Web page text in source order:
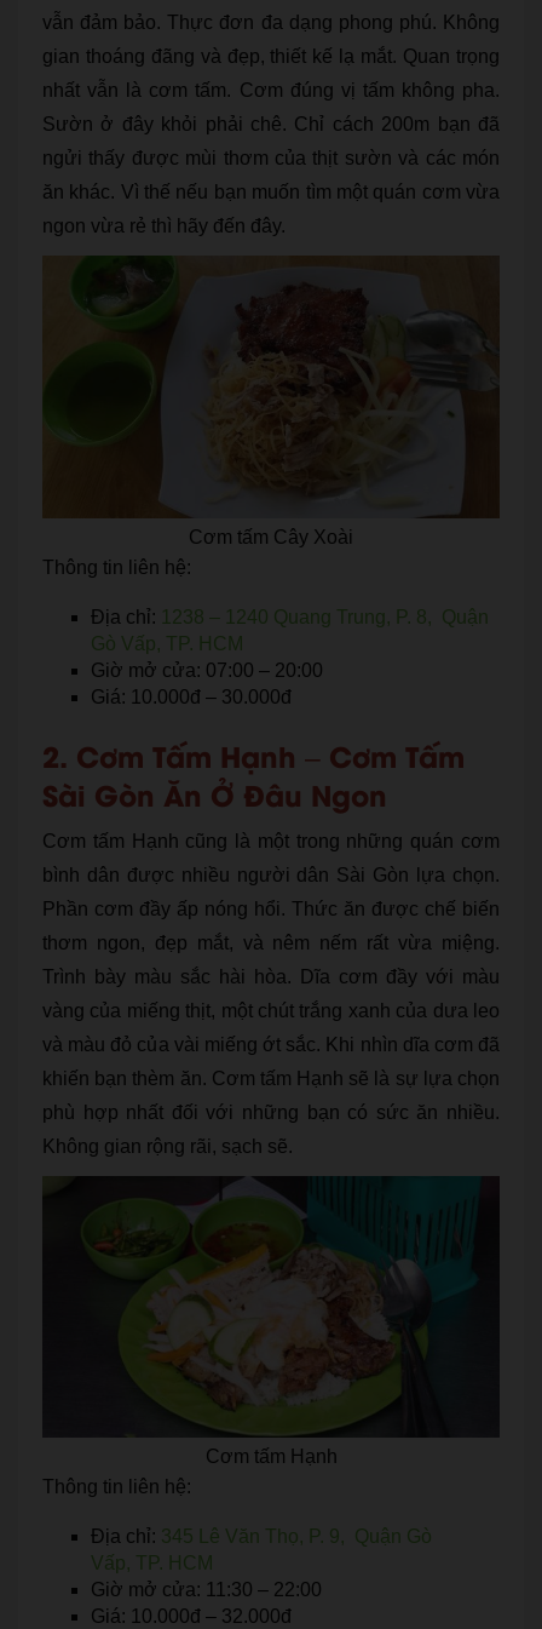
vẫn đảm bảo. Thực đơn đa dạng phong phú. Không
gian thoáng đãng và đẹp, thiết kế lạ mắt. Quan trọng
nhất vẫn là cơm tấm. Cơm đúng vị tấm không pha.
Sườn ở đây khỏi phải chê. Chỉ cách 200m bạn đã
ngửi thấy được mùi thơm của thịt sườn và các món
ăn khác. Vì thế nếu bạn muốn tìm một quán cơm vừa
ngon vừa rẻ thì hãy đến đây.
Cơm tấm Cây Xoài
Thông tin liên hệ:
Địa chỉ: 1238 – 1240 Quang Trung, P. 8, Quận
Gò Vấp, TP. HCM
Giờ mở cửa: 07:00 – 20:00
Giá: 10.000đ – 30.000đ
2. Cơm Tấm Hạnh – Cơm Tấm
Sài Gòn Ăn Ở Đâu Ngon
Cơm tấm Hạnh cũng là một trong những quán cơm
bình dân được nhiều người dân Sài Gòn lựa chọn.
Phần cơm đầy ấp nóng hổi. Thức ăn được chế biến
thơm ngon, đẹp mắt, và nêm nếm rất vừa miệng.
Trình bày màu sắc hài hòa. Dĩa cơm đầy với màu
vàng của miếng thịt, một chút trắng xanh của dưa leo
và màu đỏ của vài miếng ớt sắc. Khi nhìn dĩa cơm đã
khiến bạn thèm ăn. Cơm tấm Hạnh sẽ là sự lựa chọn
phù hợp nhất đối với những bạn có sức ăn nhiều.
Không gian rộng rãi, sạch sẽ.
Cơm tấm Hạnh
Thông tin liên hệ:
Địa chỉ: 345 Lê Văn Thọ, P. 9, Quận Gò
Vấp, TP. HCM
Giờ mở cửa: 11:30 – 22:00
Giá: 10.000đ – 32.000đ